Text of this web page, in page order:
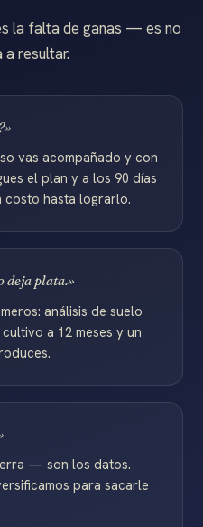
la falta de ganas — es no
a resultar.
vas acompañado y con
el plan y a los 90 días
costo hasta lograrlo.
deja plata.»
análisis de suelo
a 12 meses y un
— son los datos.
para sacarle